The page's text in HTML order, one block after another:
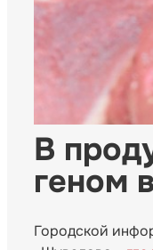
В
геном
Городской